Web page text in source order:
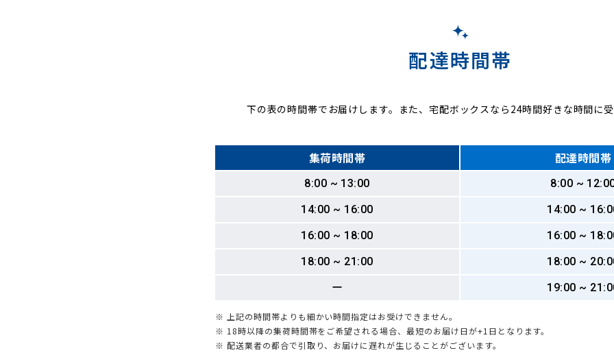
配達時間帯
下の表の時間帯でお届けします。また、宅配ボックスなら24時間好きな時間に
集荷時間帯 配達時間帯
8:00 ~ 13:00
8:00 ~
14:00 ~ 16:00
14:00 ~
16:00 ~ 18:00
16:00 ~
18:00 ~ 21:00
18:00 ~
ー
19:00 ~
※ 上記の時間帯よりも細かい時間指定はお受けできません。
※ 18時以降の集荷時間帯をご希望される場合、最短のお届け日が+1日となります。
※ 配送業者の都合で引取り、お届けに遅れが生じることがございます。